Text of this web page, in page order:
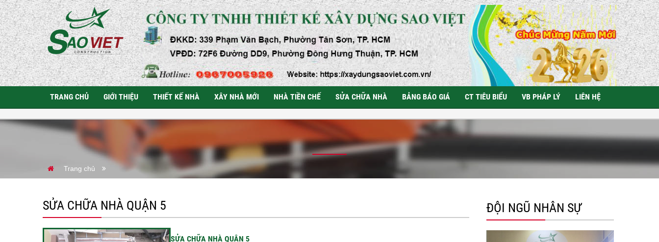
TRANG CHỦ GIỚI THIỆU THIẾT KẾ NHÀ XÂY NHÀ MỚI NHÀ TIỀN CHẾ SỬA CHỮA NHÀ BẢNG BÁO GIÁ CT TIÊU BIỂU VB PHÁP LÝ LIÊN HỆ
Trang chủ
SỬA CHỮA NHÀ QUẬN 5
SỬA CHỮA NHÀ QUẬN 5
ĐỘI NGŨ NHÂN SỰ